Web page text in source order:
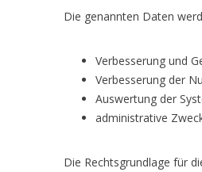
Die genannten Daten
Verbesserung und
Verbesserung der
Auswertung der
administrative
Die Rechtsgrundlage für